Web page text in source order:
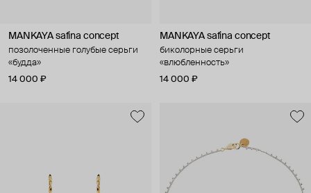
MANKAYA safina concept
позолоченные голубые серьги
«будда»
14 000 ₽
MANKAYA safina concept
биколорные серьги
«влюбленность»
14 000 ₽